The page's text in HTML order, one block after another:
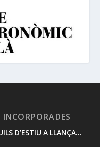
D’ESTIU A LLANÇA…